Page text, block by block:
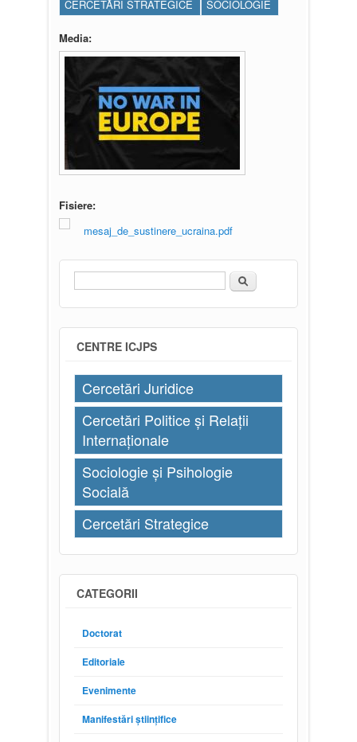
CERCETĂRI STRATEGICE
SOCIOLOGIE
Media:
Fisiere:
mesaj_de_sustinere_ucraina.pdf
Formular de căutare
Căutare
CENTRE ICJPS
Cercetări Juridice
Cercetări Politice și Relații
Internaționale
Sociologie și Psihologie
Socială
Cercetări Strategice
CATEGORII
Doctorat
Editoriale
Evenimente
Manifestări științifice